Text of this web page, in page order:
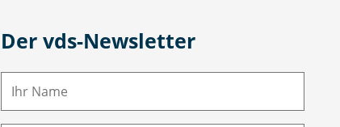
Der vds-Newsletter
N
M